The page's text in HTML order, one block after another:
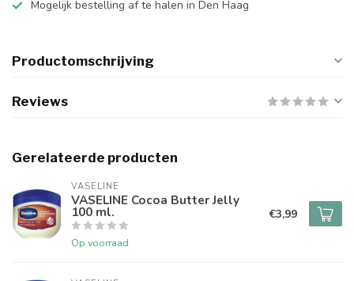
Mogelijk bestelling af te halen in Den Haag
Productomschrijving
Reviews
Gerelateerde producten
VASELINE
VASELINE Cocoa Butter Jelly
100 ml.
Op voorraad
€3,99